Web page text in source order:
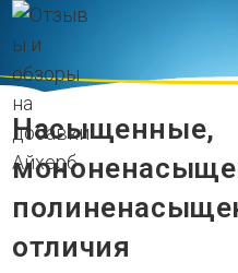
Перейти
содержимому
Насыщенные,
отличия